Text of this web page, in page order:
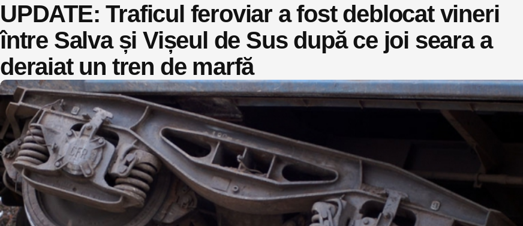
UPDATE: Traficul feroviar a fost deblocat vineri
între Salva și Vișeul de Sus după ce joi seara a
deraiat un tren de marfă